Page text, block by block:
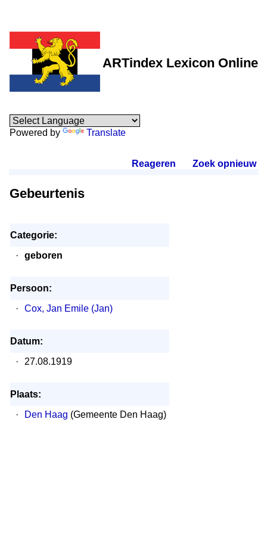
ARTindex Lexicon Online
Powered by Translate
Reageren Zoek opnieuw.
Gebeurtenis
Categorie:
·
geboren
Persoon:
·
Cox, Jan Emile (Jan)
Datum:
·
27.08.1919
Plaats:
·
Den Haag (Gemeente Den Haag)